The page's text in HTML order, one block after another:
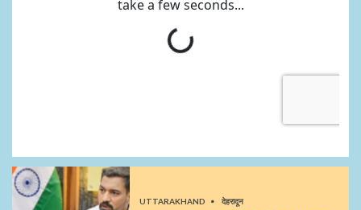
UTTARAKHAND देहरादून